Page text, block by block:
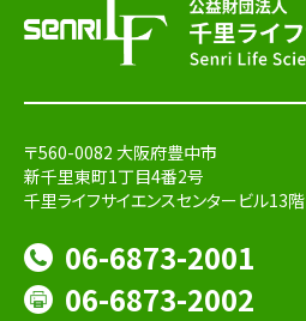
〒560-0082 大阪府豊中市
新千里東町1丁目4番2号
千里ライフサイエンスセンタービル13階
06-6873-2001
06-6873-2002